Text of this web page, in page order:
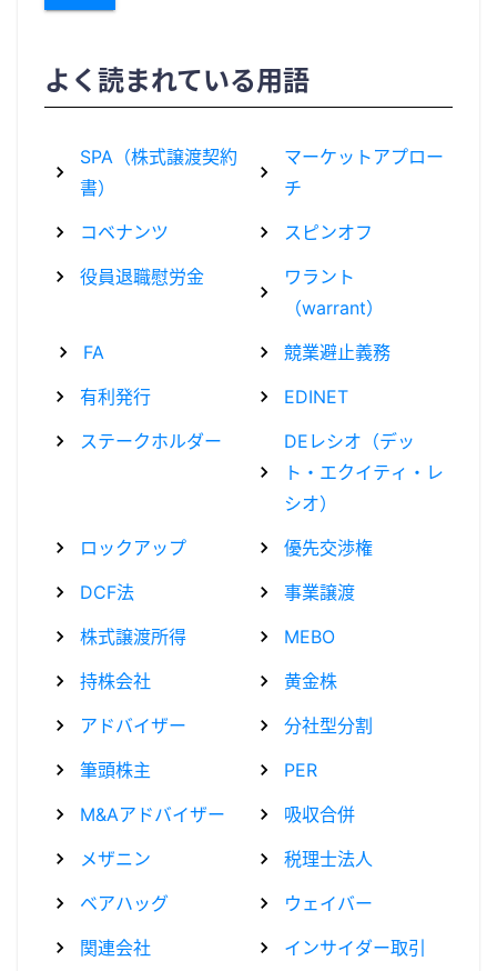
よく読まれている用語
SPA（株式譲渡契約
書）
マーケットアプロー
チ
コベナンツ
スピンオフ
役員退職慰労金
ワラント
（warrant）
FA
競業避止義務
有利発行
EDINET
ステークホルダー
DEレシオ（デッ
ト・エクイティ・レ
シオ）
ロックアップ
優先交渉権
DCF法
事業譲渡
株式譲渡所得
MEBO
持株会社
黄金株
アドバイザー
分社型分割
筆頭株主
PER
M&Aアドバイザー
吸収合併
メザニン
税理士法人
ベアハッグ
ウェイバー
関連会社
インサイダー取引